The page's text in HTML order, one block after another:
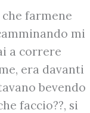
farmene
mi
a correre
era davanti
bevendo
faccio??, si